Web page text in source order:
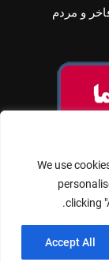
We use
clicking
Accept All
و مردم